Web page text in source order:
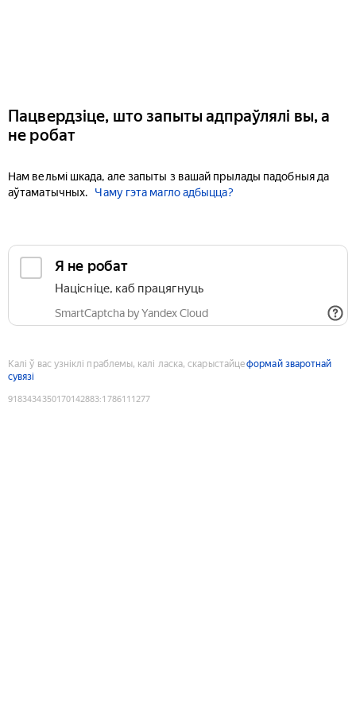
Пацвердзіце, што запыты адпраўлялі вы, а
не робат
Нам вельмі шкада, але запыты з вашай прылады падобныя да
аўтаматычных.
Чаму гэта магло адбыцца?
Я не робат
Націсніце, каб працягнуць
SmartCaptcha by Yandex Cloud
Калі ў вас узніклі праблемы, калі ласка, скарыстайцеформай зваротнай
сувязі
9183434350170142883:1786111277